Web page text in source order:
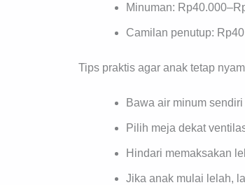
Minuman:
Camilan penutup:
Tips praktis agar anak tetap
Bawa air minum
Pilih meja dekat
Hindari memaksakan
Jika anak mulai lelah,